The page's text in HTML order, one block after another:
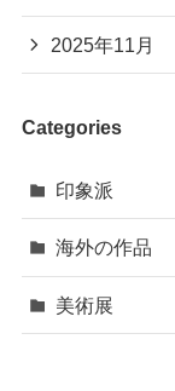
2025年11月
Categories
印象派
海外の作品
美術展